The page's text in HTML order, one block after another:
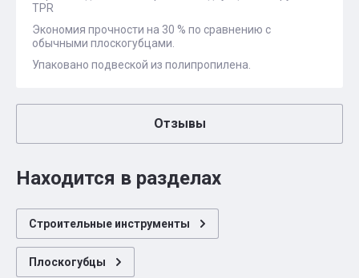
TPR
Экономия прочности на 30 % по сравнению с
обычными плоскогубцами.
Упаковано подвеской из полипропилена.
Отзывы
Находится в разделах
Строительные инструменты
Плоскогубцы